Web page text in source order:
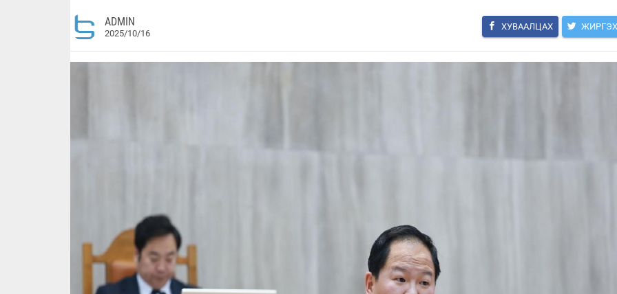
ADMIN
2025/10/16
ХУВААЛЦАХ ЖИРГЭХ